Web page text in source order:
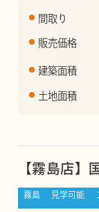
間取り
販売価格
建築面積
土地面積
【霧島店】
霧島 見学可能